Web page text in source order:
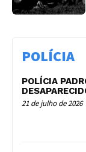
POLÍCIA
POLÍCIA
21 de julho de 2026